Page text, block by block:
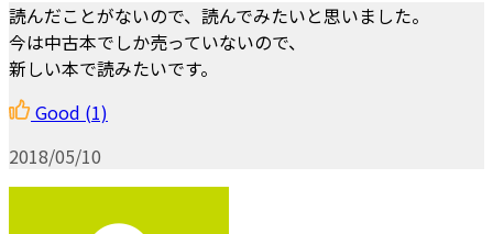
読んだことがないので、読んでみたいと思いました。
今は中古本でしか売っていないので、
新しい本で読みたいです。
Good (1)
2018/05/10